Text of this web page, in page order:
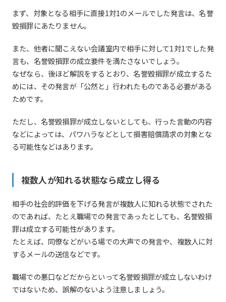
まず、対象となる相手に直接1対1のメールでした発言は、名誉
毀損罪にあたりません。
また、他者に聞こえない会議室内で相手に対して1対1でした発
言も、名誉毀損罪の成立要件を満たさないでしょう。
なぜなら、後ほど解説をするとおり、名誉毀損罪が成立するた
めには、その発言が「公然と」行われたものである必要がある
ためです。
ただし、名誉毀損罪が成立しないとしても、行った言動の内容
などによっては、パワハラなどとして損害賠償請求の対象とな
る可能性などはあります。
複数人が知れる状態なら成立し得る
相手の社会的評価を下げる発言が複数人に知れる状態でされた
のであれば、たとえ職場での発言であったとしても、名誉毀損
罪は成立する可能性があります。
たとえば、同僚などがいる場での大声での発言や、複数人に対
するメールの送信などです。
職場での悪口などだからといって名誉毀損罪が成立しないわけ
ではないため、誤解のないよう注意しましょう。